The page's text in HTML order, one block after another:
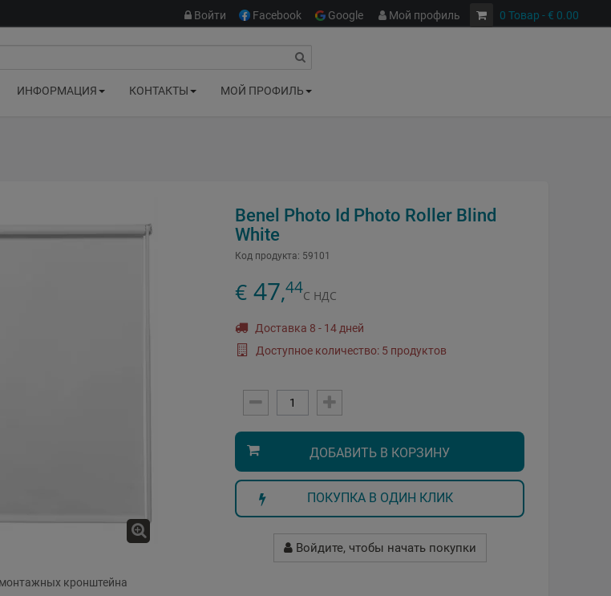
0 Товар - € 0.00
Войти Facebook Google Мой профиль
ИНФОРМАЦИЯ КОНТАКТЫ МОЙ ПРОФИЛЬ
кронштейна
Benel Photo Id Photo Roller Blind
White
Код продукта: 59101
€ 47,44С НДС
Доставка 8 - 14 дней
Доступное количество: 5 продуктов
ДОБАВИТЬ В КОРЗИНУ
ПОКУПКА В ОДИН КЛИК
Войдите, чтобы начать покупки